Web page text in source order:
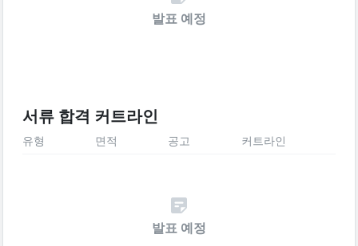
발표 예정
서류 합격 커트라인
유형 면적 공고 커트라인
발표 예정